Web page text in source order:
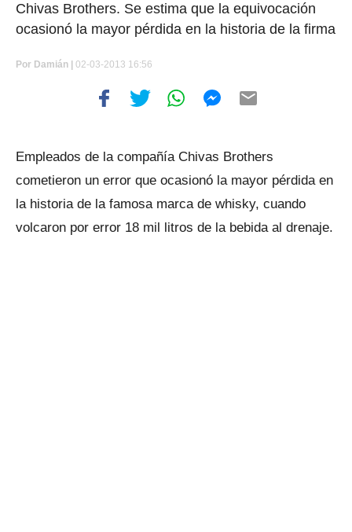
Chivas Brothers. Se estima que la equivocación
ocasionó la mayor pérdida en la historia de la firma
Por Damián | 02-03-2013 16:56
Empleados de la compañía Chivas Brothers
cometieron un error que ocasionó la mayor pérdida en
la historia de la famosa marca de whisky, cuando
volcaron por error 18 mil litros de la bebida al drenaje.